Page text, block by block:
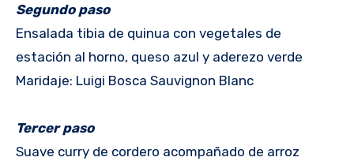
Segundo paso
Ensalada tibia de quinua con vegetales de
estación al horno, queso azul y aderezo verde
Maridaje: Luigi Bosca Sauvignon Blanc
Tercer paso
Suave curry de cordero acompañado de arroz